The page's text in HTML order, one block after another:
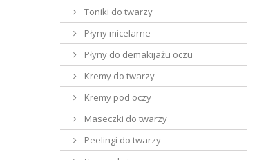
Toniki do twarzy
Płyny micelarne
Płyny do demakijażu oczu
Kremy do twarzy
Kremy pod oczy
Maseczki do twarzy
Peelingi do twarzy